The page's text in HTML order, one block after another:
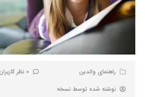
راهنمای والدین
0 نظر کاربران
نوشته شده توسط نسخه